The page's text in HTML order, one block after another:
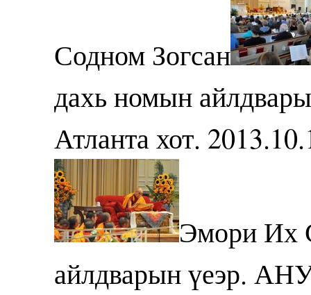
Содном Зогсан
дахь номын
Атланта хот.
Эмори Их
айлдварын үеэр.